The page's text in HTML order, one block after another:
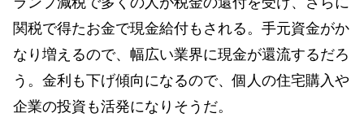
関税で得たお金で現金給付もされる。手元資金がか
なり増えるので、幅広い業界に現金が還流するだろ
う。金利も下げ傾向になるので、個人の住宅購入や
企業の投資も活発になりそうだ。